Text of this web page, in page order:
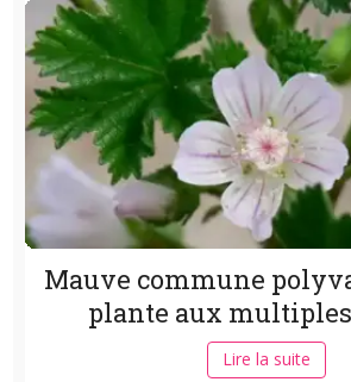
Mauve commune
plante aux
Lire la suite